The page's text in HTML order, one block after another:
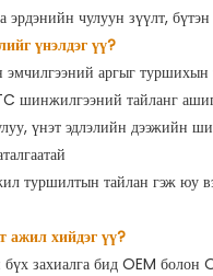
үнэлдэг үү?
эмчилгээний аргыг
тайланг
үнэт эдлэлийн дээжийн
туршилтын тайлан гэж юу
ажил хийдэг үү?
захиалга бид OEM болон